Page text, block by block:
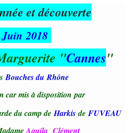
et découverte
2018
"Cannes"
Bouches du Rhône
car mis à dispositionpar
du camp deHarkisdeFUVEAU
Aquila Clément